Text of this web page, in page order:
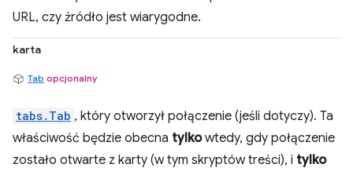
URL, czy źródło jest wiarygodne.
karta
Tab opcjonalny
tabs.Tab , który otworzył połączenie (jeśli dotyczy). Ta
właściwość będzie obecna tylkowtedy, gdy połączenie
zostało otwarte z karty (w tym skryptów treści), i tylko